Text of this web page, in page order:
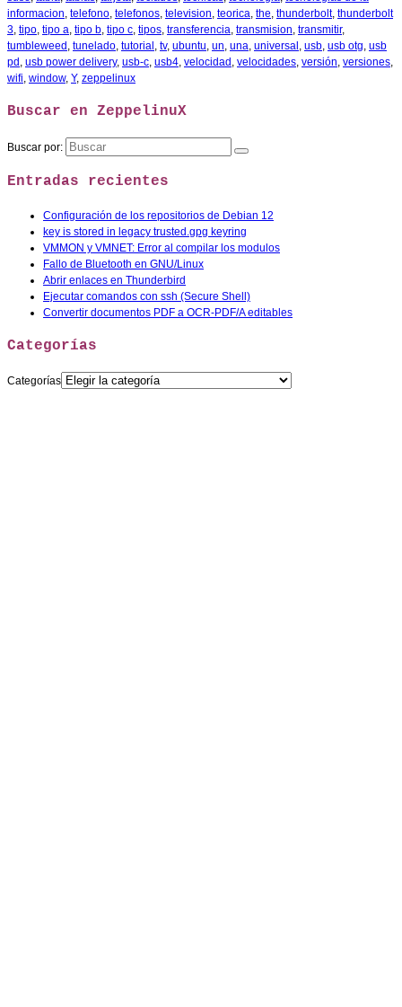
informacion, telefono, telefonos, television, teorica, the, thunderbolt, thunderbolt
3, tipo, tipo a, tipo b, tipo c, tipos, transferencia, transmision, transmitir,
tumbleweed , tunelado, tutorial , tv, ubuntu, un, una, universal , usb, usb otg, usb
pd , usb power delivery, usb-c, usb4, velocidad , velocidades, versión, versiones,
wifi, window, Y, zeppelinux
Buscar en ZeppelinuX
Buscar por:
Entradas recientes
Configuración de los repositorios de Debian 12
key is stored in legacy trusted.gpg keyring
VMMON y VMNET: Error al compilar los modulos
Fallo de Bluetooth en GNU/Linux
Abrir enlaces en Thunderbird
Ejecutar comandos con ssh (Secure Shell)
Convertir documentos PDF a OCR-PDF/A editables
Categorías
Categorías